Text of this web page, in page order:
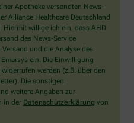
Apotheke versandten News-
Alliance Healthcare Deutschland
Hiermit willige ich ein, dass AHD
des News-Service
und die Analyse des
ein. Die Einwilligung
werden (z.B. über den
Die sonstigen
weitere Angaben zur
in der Datenschutzerklärung von